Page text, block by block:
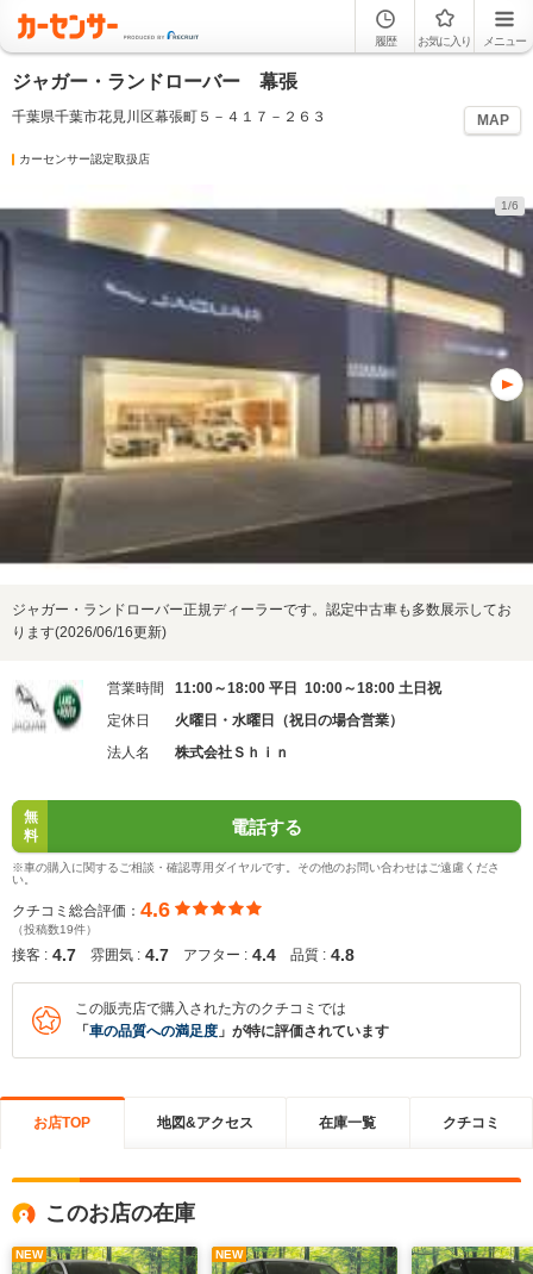
履歴 お気に入り メニュー
ジャガー・ランドローバー 幕張
千葉県千葉市花見川区幕張町５－４１７－２６３ MAP
カーセンサー認定取扱店
1/6
ジャガー・ランドローバー正規ディーラーです。認定中古車も多数展示してお
ります(2026/06/16更新)
営業時間
11:00～18:00 平日 10:00～18:00 土日祝
定休日
火曜日・水曜日（祝日の場合営業）
法人名
株式会社Ｓｈｉｎ
無
料
電話する
※車の購入に関するご相談・確認専用ダイヤルです。その他のお問い合わせはご遠慮くださ
い。
クチコミ総合評価： 4.6
（投稿数19件）
接客 : 4.7 雰囲気 : 4.7 アフター : 4.4 品質 : 4.8
この販売店で購入された方のクチコミでは
「 車の品質への満足度 」が特に評価されています
お店TOP 地図&アクセス 在庫一覧 クチコミ
このお店の在庫
NEW NEW